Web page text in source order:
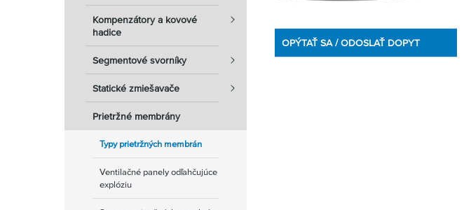
Kompenzátory a kovové
hadice
Segmentové svorníky
Statické zmiešavače
Prietržné membrány
Typy prietržných membrán
Ventilačné panely odľahčujúce
explóziu
OPÝTAŤ SA / ODOSLAŤ DOPYT